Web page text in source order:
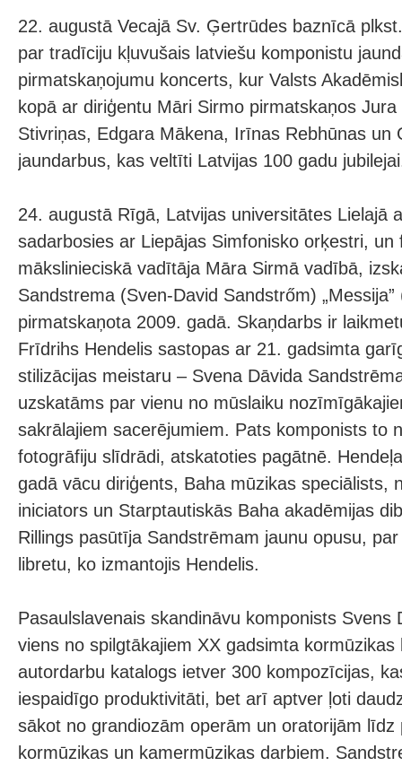
22. augustā Vecajā Sv. Ģertrūdes baznīcā
par tradīciju kļuvušais latviešu komponistu
pirmatskaņojumu koncerts, kur Valsts
kopā ar diriģentu Māri Sirmo pirmatskaņos
Stivriņas, Edgara Mākena, Irīnas Rebhūnas un
jaundarbus, kas veltīti Latvijas 100 gadu
24. augustā Rīgā, Latvijas universitātes Lielajā
sadarbosies ar Liepājas Simfonisko orķestri, un
mākslinieciskā vadītāja Māra Sirmā vadībā,
Sandstrema (Sven-David Sandstrőm)
pirmatskaņota 2009. gadā. Skaņdarbs ir
Frīdrihs Hendelis sastopas ar 21. gadsimta
stilizācijas meistaru – Svena Dāvida
uzskatāms par vienu no mūslaiku
sakrālajiem sacerējumiem. Pats komponists to
fotogrāfiju slīdrādi, atskatoties pagātnē.
gadā vācu diriģents, Baha mūzikas speciālists,
iniciators un Starptautiskās Baha akadēmijas
Rillings pasūtīja Sandstrēmam jaunu opusu,
libretu, ko izmantojis Hendelis.
Pasaulslavenais skandināvu komponists Svens
viens no spilgtākajiem XX gadsimta
autordarbu katalogs ietver 300 kompozīcijas,
iespaidīgo produktivitāti, bet arī aptver ļoti
sākot no grandiozām operām un oratorijām līdz
kormūzikas un kamermūzikas darbiem.